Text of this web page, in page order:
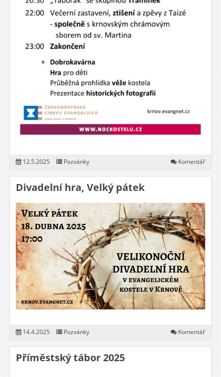
12.5.2025 Pozvánky Komentář
Divadelní hra, Velký pátek
14.4.2025 Pozvánky Komentář
Příměstský tábor 2025